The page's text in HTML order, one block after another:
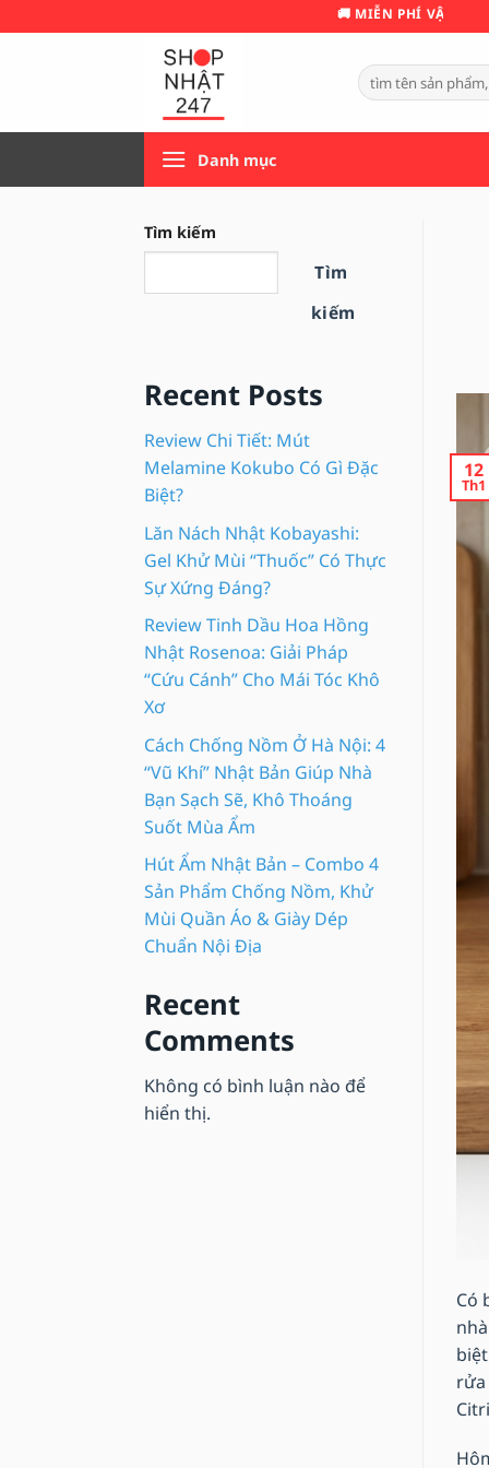
qua
🚚 MIỄN PHÍ VẬN CHUYỂN 📞: 0984.999.247
Tìm
kiếm:
Danh mục
Tìm kiếm
Tìm
kiếm
Recent Posts
Review Chi Tiết: Mút
Melamine Kokubo Có Gì Đặc
Biệt?
Lăn Nách Nhật Kobayashi:
Gel Khử Mùi “Thuốc” Có Thực
Sự Xứng Đáng?
Review Tinh Dầu Hoa Hồng
Nhật Rosenoa: Giải Pháp
“Cứu Cánh” Cho Mái Tóc Khô
Xơ
Cách Chống Nồm Ở Hà Nội: 4
“Vũ Khí” Nhật Bản Giúp Nhà
Bạn Sạch Sẽ, Khô Thoáng
Suốt Mùa Ẩm
Hút Ẩm Nhật Bản – Combo 4
Sản Phẩm Chống Nồm, Khử
Mùi Quần Áo & Giày Dép
Chuẩn Nội Địa
Recent
Comments
Không có bình luận nào để
hiển thị.
12
Th1
Có
rửa